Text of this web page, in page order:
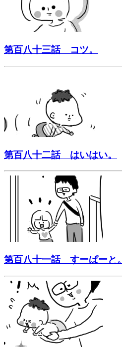
第百八十三話 コツ。
第百八十二話 はいはい。
第百八十一話 すーぱーと。